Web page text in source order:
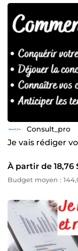
Consult_pro
Je vais rédiger
À partir de 18,76
Budget moyen :